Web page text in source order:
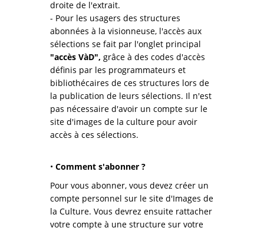
droite de l'extrait.
- Pour les usagers des structures
abonnées à la visionneuse, l'accès aux
sélections se fait par l'onglet principal
"accès VàD", grâce à des codes d'accès
définis par les programmateurs et
bibliothécaires de ces structures lors de
la publication de leurs sélections. Il n'est
pas nécessaire d'avoir un compte sur le
site d'images de la culture pour avoir
accès à ces sélections.
• Comment s'abonner ?
Pour vous abonner, vous devez créer un
compte personnel sur le site d'Images de
la Culture. Vous devrez ensuite rattacher
votre compte à une structure sur votre